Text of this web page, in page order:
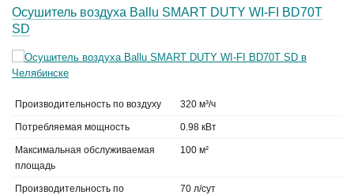
Осушитель воздуха Ballu SMART DUTY WI-FI BD70T
SD
Производительность по воздуху 320 м³/ч
Потребляемая мощность 0.98 кВт
Максимальная обслуживаемая
площадь
100 м²
Производительность по
70 л/сут